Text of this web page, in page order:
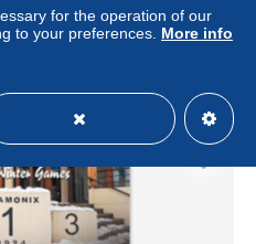
for the operation of our
to your preferences. More info